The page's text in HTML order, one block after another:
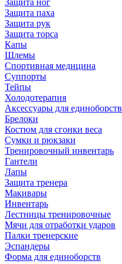
Защита ног
Защита паха
Защита рук
Защита торса
Капы
Шлемы
Спортивная медицина
Суппорты
Тейпы
Холодотерапия
Аксессуары для единоборств
Брелоки
Костюм для сгонки веса
Сумки и рюкзаки
Тренировочный инвентарь
Гантели
Лапы
Защита тренера
Макивары
Инвентарь
Лестницы тренировочные
Мячи для отработки ударов
Палки тренерские
Эспандеры
Форма для единоборств